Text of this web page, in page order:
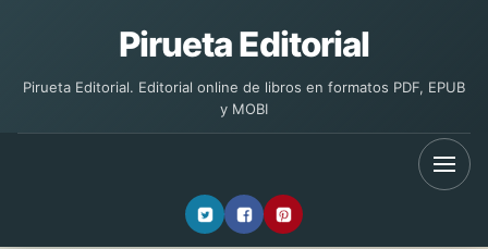
Pirueta Editorial
Pirueta Editorial. Editorial online de libros en formatos PDF, EPUB
y MOBI